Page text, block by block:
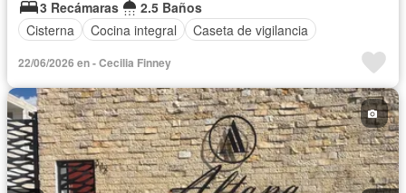
3 Recámaras
2.5 Baños
Cisterna
Cocina integral Caseta de vigilancia
22/06/2026 en - Cecilia Finney